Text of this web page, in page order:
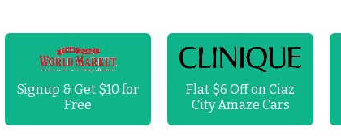
Signup & Get $10 for
Free
Flat $6 Off on Ciaz
City Amaze Cars